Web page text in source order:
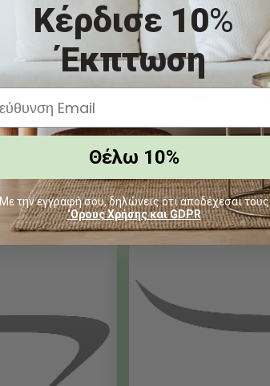
Κέρδισε 10%
Έκπτωση
Θέλω 10%
Με την εγγραφή σου, δηλώνεις ότι αποδέχεσαι τους
‘Ορους Χρήσης και GDPR